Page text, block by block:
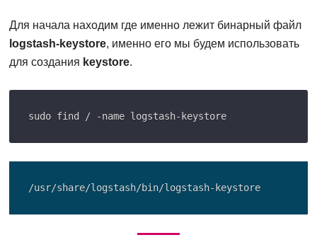
Для начала находим где именно лежит бинарный файл
logstash-keystore, именно его мы будем использовать
для создания keystore.